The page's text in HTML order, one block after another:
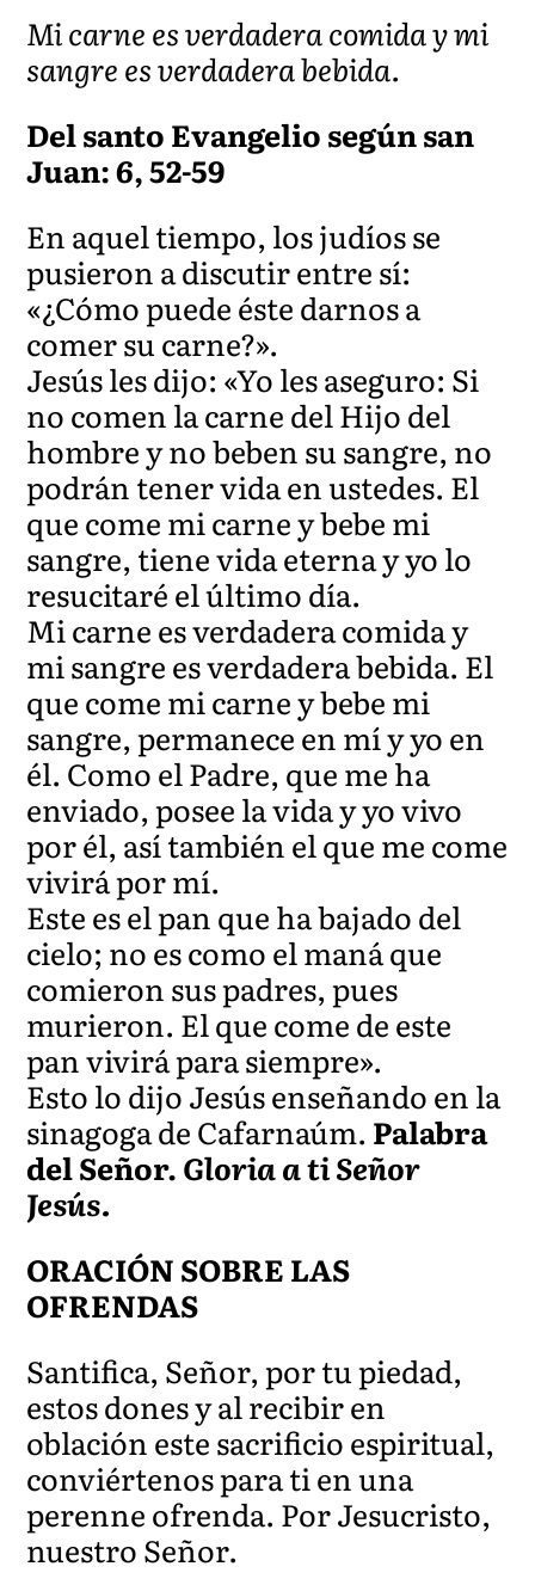
Mi carne es verdadera comida y mi
sangre es verdadera bebida.
Del santo Evangelio según san
Juan: 6, 52-59
En aquel tiempo, los judíos se
pusieron a discutir entre sí:
«¿Cómo puede éste darnos a
comer su carne?».
Jesús les dijo: «Yo les aseguro: Si
no comen la carne del Hijo del
hombre y no beben su sangre, no
podrán tener vida en ustedes. El
que come mi carne y bebe mi
sangre, tiene vida eterna y yo lo
resucitaré el último día.
Mi carne es verdadera comida y
mi sangre es verdadera bebida. El
que come mi carne y bebe mi
sangre, permanece en mí y yo en
él. Como el Padre, que me ha
enviado, posee la vida y yo vivo
por él, así también el que me come
vivirá por mí.
Este es el pan que ha bajado del
cielo; no es como el maná que
comieron sus padres, pues
murieron. El que come de este
pan vivirá para siempre».
Esto lo dijo Jesús enseñando en la
sinagoga de Cafarnaúm. Palabra
del Señor.Gloria a ti Señor
Jesús.
ORACIÓN SOBRE LAS
OFRENDAS
Santifica, Señor, por tu piedad,
estos dones y al recibir en
oblación este sacrificio espiritual,
conviértenos para ti en una
perenne ofrenda. Por Jesucristo,
nuestro Señor.